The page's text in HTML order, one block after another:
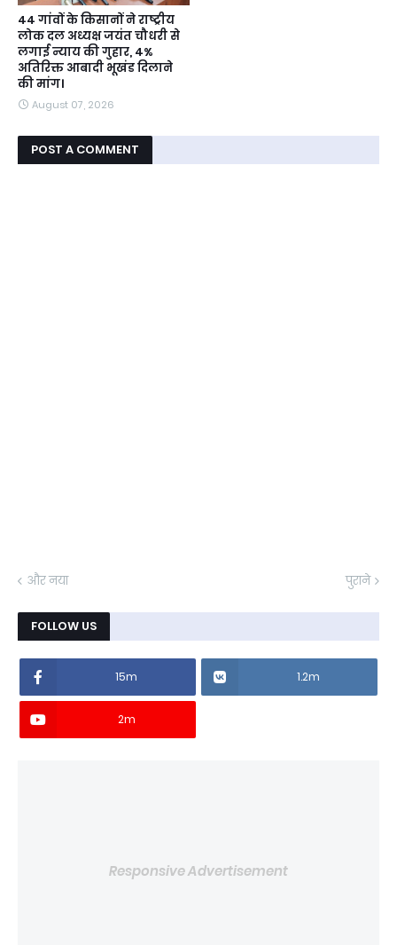
44 गांवों के किसानों ने राष्ट्रीय
लोक दल अध्यक्ष जयंत चौधरी से
लगाई न्याय की गुहार, 4%
अतिरिक्त आबादी भूखंड दिलाने
की मांग।
August 07, 2026
POST A COMMENT
और नया पुराने
FOLLOW US
15m 1.2m
2m
Responsive Advertisement